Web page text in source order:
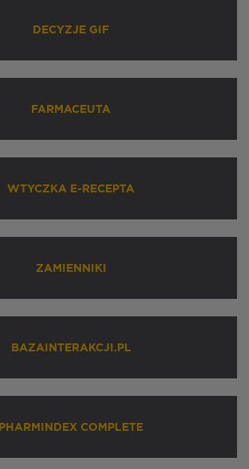
DECYZJE GIF
FARMACEUTA
WTYCZKA E-RECEPTA
ZAMIENNIKI
BAZAINTERAKCJI.PL
PHARMINDEX COMPLETE